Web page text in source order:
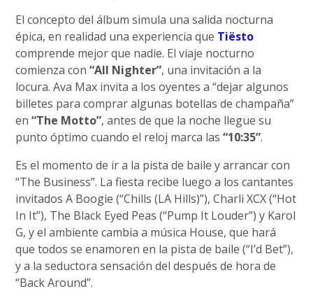
El concepto del álbum simula una salida nocturna
épica, en realidad una experiencia que Tiësto
comprende mejor que nadie. El viaje nocturno
comienza con“All Nighter”, una invitación a la
locura. Ava Max invita a los oyentes a “dejar algunos
billetes para comprar algunas botellas de champaña”
en“The Motto”, antes de que la noche llegue su
punto óptimo cuando el reloj marca las“10:35”.
Es el momento de ir a la pista de baile y arrancar con
“The Business”. La fiesta recibe luego a los cantantes
invitados A Boogie (“Chills (LA Hills)”), Charli XCX (“Hot
In It”), The Black Eyed Peas (“Pump It Louder”) y Karol
G, y el ambiente cambia a música House, que hará
que todos se enamoren en la pista de baile (“I’d Bet”),
y a la seductora sensación del después de hora de
“Back Around”.